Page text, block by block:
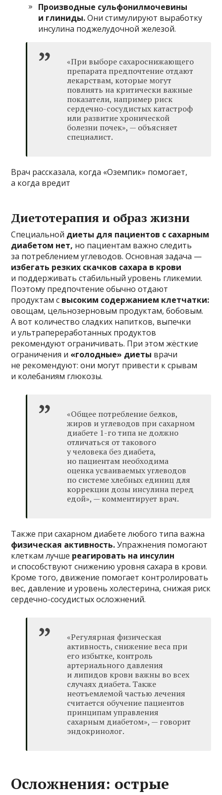
Производные сульфонилмочевины
и глиниды.Они стимулируют выработку
инсулина поджелудочной железой.
«При выборе сахароснижающего
препарата предпочтение отдают
лекарствам, которые могут
повлиять на критически важные
показатели, например риск
сердечно-сосудистых катастроф
или развитие хронической
болезни почек», — объясняет
специалист.
Врач рассказала, когда «Оземпик» помогает,
а когда вредит
Диетотерапия и образ жизни
Специальной диеты для пациентов с сахарным
диабетом нет, но пациентам важно следить
за потреблением углеводов. Основная задача —
избегать резких скачков сахара в крови
и поддерживать стабильный уровень гликемии.
Поэтому предпочтение обычно отдают
продуктам с высоким содержанием клетчатки:
овощам, цельнозерновым продуктам, бобовым.
А вот количество сладких напитков, выпечки
и ультрапереработанных продуктов
рекомендуют ограничивать. При этом жёсткие
ограничения и «голодные» диеты врачи
не рекомендуют: они могут привести к срывам
и колебаниям глюкозы.
«Общее потребление белков,
жиров и углеводов при сахарном
диабете 1-го типа не должно
отличаться от такового
у человека без диабета,
но пациентам необходима
оценка усваиваемых углеводов
по системе хлебных единиц для
коррекции дозы инсулина перед
едой», — комментирует врач.
Также при сахарном диабете любого типа важна
физическая активность.Упражнения помогают
клеткам лучше реагировать на инсулин
и способствуют снижению уровня сахара в крови.
Кроме того, движение помогает контролировать
вес, давление и уровень холестерина, снижая риск
сердечно-сосудистых осложнений.
«Регулярная физическая
активность, снижение веса при
его избытке, контроль
артериального давления
и липидов крови важны во всех
случаях диабета. Также
неотъемлемой частью лечения
считается обучение пациентов
принципам управления
сахарным диабетом», — говорит
эндокринолог.
Осложнения: острые